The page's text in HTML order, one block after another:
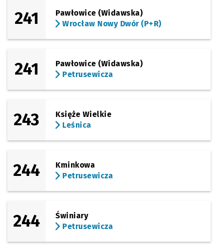
241
Pawłowice (Widawska)
Wrocław Nowy Dwór (P+R)
241
Pawłowice (Widawska)
Petrusewicza
243
Księże Wielkie
Leśnica
244
Kminkowa
Petrusewicza
244
Świniary
Petrusewicza